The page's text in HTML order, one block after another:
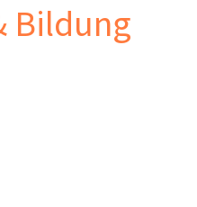
Bildung